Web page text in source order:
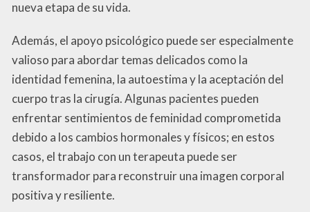
nueva etapa de su vida.
Además, el apoyo psicológico puede ser especialmente
valioso para abordar temas delicados como la
identidad femenina, la autoestima y la aceptación del
cuerpo tras la cirugía. Algunas pacientes pueden
enfrentar sentimientos de feminidad comprometida
debido a los cambios hormonales y físicos; en estos
casos, el trabajo con un terapeuta puede ser
transformador para reconstruir una imagen corporal
positiva y resiliente.